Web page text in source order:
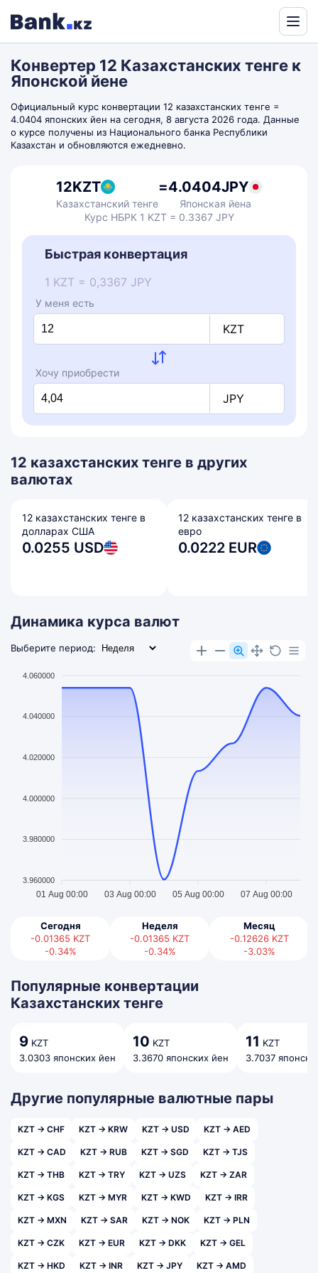
by
Translate
Конвертер 12 Казахстанских тенге к
Японской йене
Официальный курс конвертации 12 казахстанских тенге =
4.0404 японских йен на сегодня, 8 августа 2026 года. Данные
о курсе получены из Национального банка Республики
Казахстан и обновляются ежедневно.
12KZT
Казахстанский тенге
=4.0404JPY
Японская йена
Курс НБРК 1 KZT = 0.3367 JPY
Быстрая конвертация
1 KZT = 0,3367 JPY
У меня есть
KZT
Хочу приобрести
JPY
12 казахстанских тенге в других
валютах
12 казахстанских тенге в
долларах США
0.0255 USD
12 казахстанских тенге в
евро
0.0222 EUR
Динамика курса валют
Выберите период:
4.060000
4.040000
4.020000
4.000000
3.980000
3.960000
01 Aug 00:00 03 Aug 00:00 05 Aug 00:00 07 Aug 00:00
Сегодня
-0.01365 KZT
-0.34%
Неделя
-0.01365 KZT
-0.34%
Месяц
-0.12626 KZT
-3.03%
Популярные конвертации
Казахстанских тенге
9 KZT
3.0303 японских йен
10 KZT
3.3670 японских йен
11 KZT
3.7037
Другие популярные валютные пары
KZT → CHF KZT → KRW KZT → USD KZT → AED
KZT → CAD KZT → RUB KZT → SGD KZT → TJS
KZT → THB KZT → TRY KZT → UZS KZT → ZAR
KZT → KGS KZT → MYR KZT → KWD KZT → IRR
KZT → MXN KZT → SAR KZT → NOK KZT → PLN
KZT → CZK KZT → EUR KZT → DKK KZT → GEL
KZT → HKD KZT → INR KZT → JPY KZT → AMD